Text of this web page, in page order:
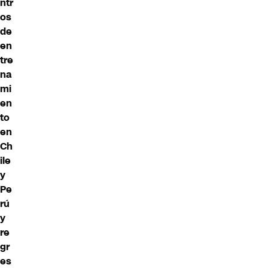
os
de
en
tre
na
mi
en
to
en
Ch
ile
y
Pe
rú
y
re
gr
es